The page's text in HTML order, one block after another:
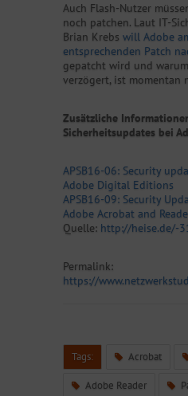
Auch Flash-Nutzer
noch patchen. Laut IT-
Brian Krebs will Adobe
entsprechenden Patch
gepatcht wird und
verzögert, ist momentan
Zusätzliche
Sicherheitsupdates bei
APSB16-06: Security
Adobe Digital Editions
APSB16-09: Security
Adobe Acrobat and
Quelle: http://heise.de/-
Permalink:
https://
Tags: Acrobat
Adobe Reader